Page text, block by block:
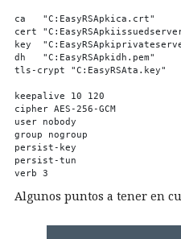
ca   "C:EasyRSApkica.crt"
cert
key
dh   "C:EasyRSApkidh.pem"
tls-crypt "C:EasyRSAta.key"
keepalive 10 120
cipher AES-256-GCM
user nobody
group nogroup
persist-key
persist-tun
Algunos puntos a tener en